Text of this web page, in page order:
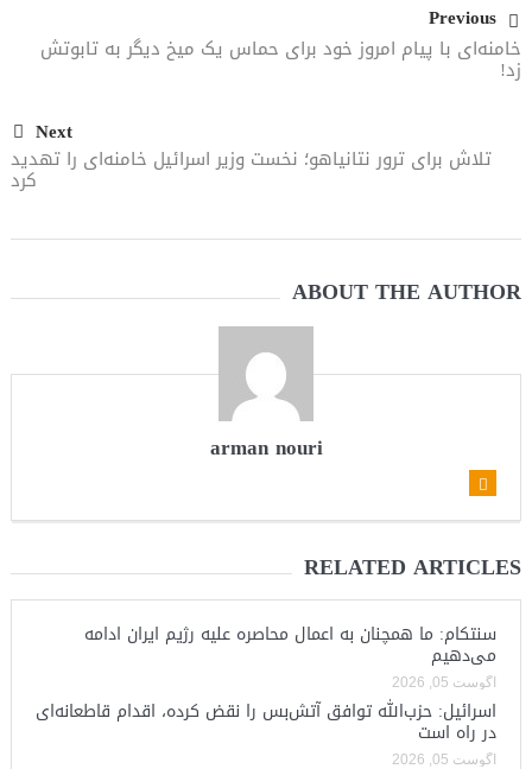
Previous
خامنه‌ای با پیام امروز خود برای حماس یک میخ دیگر به تابوتش
زد!
Next
تلاش برای ترور نتانیاهو؛ نخست وزیر اسرائیل خامنه‌ای را تهدید
کرد
ABOUT THE AUTHOR
arman nouri
RELATED ARTICLES
سنتکام: ما همچنان به اعمال محاصره علیه رژیم ایران ادامه
می‌دهیم
آگوست 05, 2026
اسرائیل: حزب‌الله توافق آتش‌بس را نقض کرده، اقدام قاطعانه‌ای
در راه است
آگوست 05, 2026